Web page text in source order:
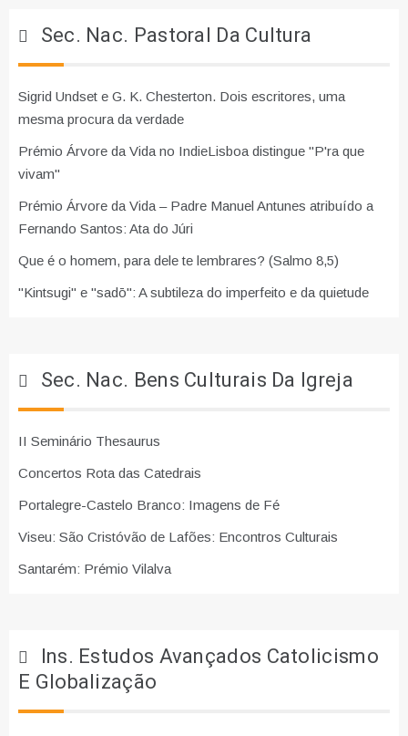
Sec. Nac. Pastoral Da Cultura
Sigrid Undset e G. K. Chesterton. Dois escritores, uma
mesma procura da verdade
Prémio Árvore da Vida no IndieLisboa distingue "P'ra que
vivam"
Prémio Árvore da Vida – Padre Manuel Antunes atribuído a
Fernando Santos: Ata do Júri
Que é o homem, para dele te lembrares? (Salmo 8,5)
"Kintsugi" e "sadō": A subtileza do imperfeito e da quietude
Sec. Nac. Bens Culturais Da Igreja
II Seminário Thesaurus
Concertos Rota das Catedrais
Portalegre-Castelo Branco: Imagens de Fé
Viseu: São Cristóvão de Lafões: Encontros Culturais
Santarém: Prémio Vilalva
Ins. Estudos Avançados Catolicismo
E Globalização